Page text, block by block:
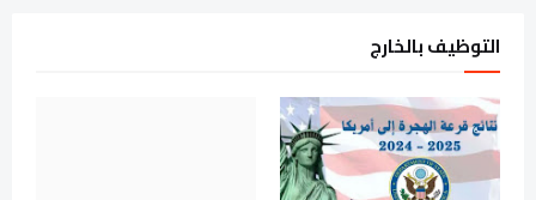
التوظيف بالخارج